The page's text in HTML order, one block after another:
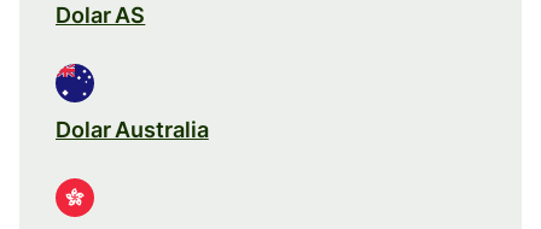
Dolar AS
Dolar Australia